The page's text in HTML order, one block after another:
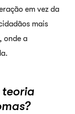
em vez da
mais
onde a
teoria